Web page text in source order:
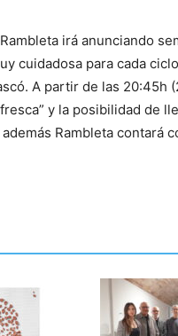
irá anunciando
cuidadosa para cada
A partir de las 20:45h
y la posibilidad de
Rambleta contará